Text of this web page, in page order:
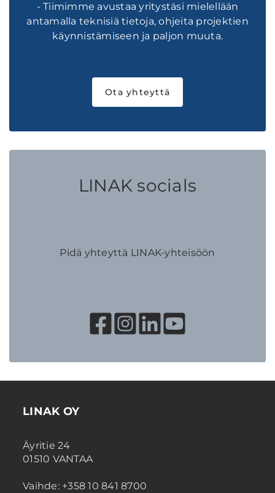
- Tiimimme avustaa yritystäsi mielellään
antamalla teknisiä tietoja, ohjeita projektien
käynnistämiseen ja paljon muuta.
Ota yhteyttä
LINAK socials
Pidä yhteyttä LINAK-yhteisöön
LINAK OY
Äyritie 24
01510 VANTAA
Vaihde: +358 10 841 8700